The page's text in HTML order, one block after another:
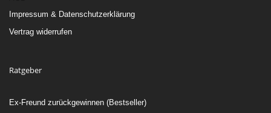
Impressum & Datenschutzerklärung
Vertrag widerrufen
Ratgeber
Ex-Freund zurückgewinnen (Bestseller)